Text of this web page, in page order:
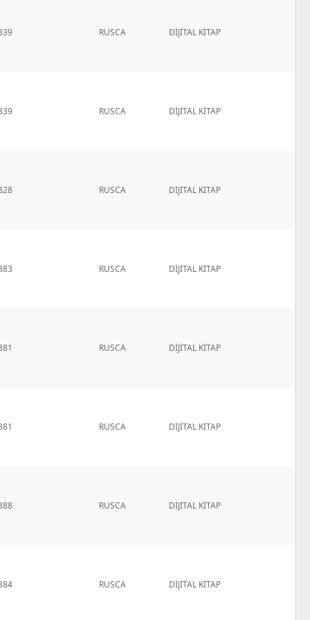
RUSCA DİJİTAL KİTAP
RUSCA DİJİTAL KİTAP
RUSCA DİJİTAL KİTAP
RUSCA DİJİTAL KİTAP
RUSCA DİJİTAL KİTAP
RUSCA DİJİTAL KİTAP
RUSCA DİJİTAL KİTAP
RUSCA DİJİTAL KİTAP